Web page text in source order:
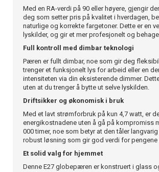
Med en RA-verdi på 90 eller høyere, gjengir
deg som setter pris på kvalitet i hverdagen,
naturlige og korrekte fargetoner. Dette er en
lyskilder, og gir et mer profesjonelt og
Full kontroll med dimbar teknologi
Pæren er fullt dimbar, noe som gir deg
trenger et funksjonelt lys for arbeid eller en
intensiteten via din eksisterende dimmer.
uten at du trenger å bytte ut selve lyskilden.
Driftsikker og økonomisk i bruk
Med et lavt strømforbruk på kun 4,7 watt, er
energikostnadene uten å gå på kompromiss
000 timer, noe som betyr at den tåler
robust løsning som gir god verdi for pengene
Et solid valg for hjemmet
Denne E27 globepæren er konstruert i glass